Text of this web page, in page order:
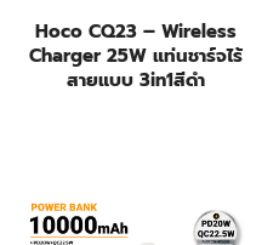
Hoco CQ23 – Wireless
Charger 25W แท่นชาร์จไร้
สายแบบ 3in1สีดำ